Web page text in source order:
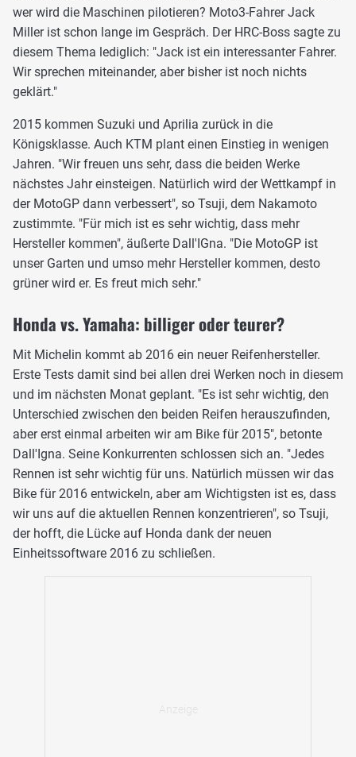
wer wird die Maschinen pilotieren? Moto3-Fahrer Jack
Miller ist schon lange im Gespräch. Der HRC-Boss sagte zu
diesem Thema lediglich: "Jack ist ein interessanter Fahrer.
Wir sprechen miteinander, aber bisher ist noch nichts
geklärt."
2015 kommen Suzuki und Aprilia zurück in die
Königsklasse. Auch KTM plant einen Einstieg in wenigen
Jahren. "Wir freuen uns sehr, dass die beiden Werke
nächstes Jahr einsteigen. Natürlich wird der Wettkampf in
der MotoGP dann verbessert", so Tsuji, dem Nakamoto
zustimmte. "Für mich ist es sehr wichtig, dass mehr
Hersteller kommen", äußerte Dall'IGna. "Die MotoGP ist
unser Garten und umso mehr Hersteller kommen, desto
grüner wird er. Es freut mich sehr."
Honda vs. Yamaha: billiger oder teurer?
Mit Michelin kommt ab 2016 ein neuer Reifenhersteller.
Erste Tests damit sind bei allen drei Werken noch in diesem
und im nächsten Monat geplant. "Es ist sehr wichtig, den
Unterschied zwischen den beiden Reifen herauszufinden,
aber erst einmal arbeiten wir am Bike für 2015", betonte
Dall'Igna. Seine Konkurrenten schlossen sich an. "Jedes
Rennen ist sehr wichtig für uns. Natürlich müssen wir das
Bike für 2016 entwickeln, aber am Wichtigsten ist es, dass
wir uns auf die aktuellen Rennen konzentrieren", so Tsuji,
der hofft, die Lücke auf Honda dank der neuen
Einheitssoftware 2016 zu schließen.